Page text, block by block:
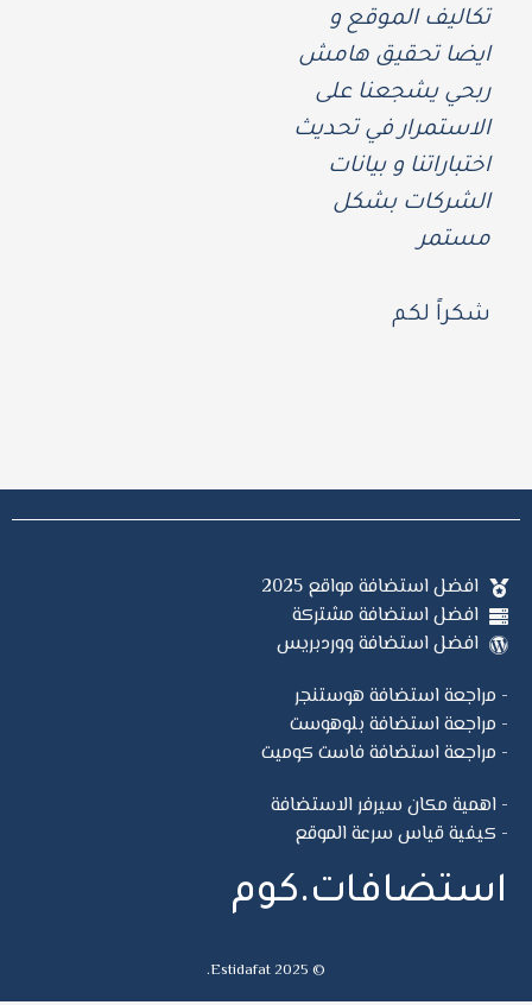
تكاليف الموقع و
ايضا تحقيق هامش
ربحي يشجعنا على
الاستمرار في تحديث
اختباراتنا و بيانات
الشركات بشكل
مستمر
شكراً لكم
افضل استضافة مواقع 2025
افضل استضافة مشتركة
افضل استضافة ووردبريس
- مراجعة استضافة هوستنجر
- مراجعة استضافة بلوهوست
- مراجعة استضافة فاست كوميت
- اهمية مكان سيرفر الاستضافة
- كيفية قياس سرعة الموقع
استضافات.كوم
© Estidafat 2025.